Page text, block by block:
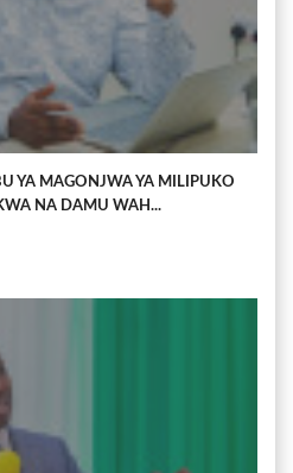
YA MAGONJWA YA MILIPUKO
NA DAMU WAH...